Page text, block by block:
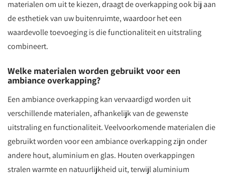
materialen om uit te kiezen, draagt de overkapping ook bij aan
de esthetiek van uw buitenruimte, waardoor het een
waardevolle toevoeging is die functionaliteit en uitstraling
combineert.
Welke materialen worden gebruikt voor een
ambiance overkapping?
Een ambiance overkapping kan vervaardigd worden uit
verschillende materialen, afhankelijk van de gewenste
uitstraling en functionaliteit. Veelvoorkomende materialen die
gebruikt worden voor een ambiance overkapping zijn onder
andere hout, aluminium en glas. Houten overkappingen
stralen warmte en natuurlijkheid uit, terwijl aluminium